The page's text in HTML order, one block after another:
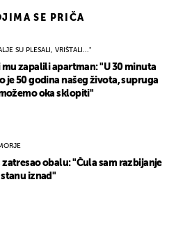
SE PRIČA
SU PLESALI, VRIŠTALI..."
zapalili apartman: "U 30 minuta
je 50 godina našeg života, supruga
oka sklopiti"
zatresao obalu: "Čula sam razbijanje
stanu iznad"